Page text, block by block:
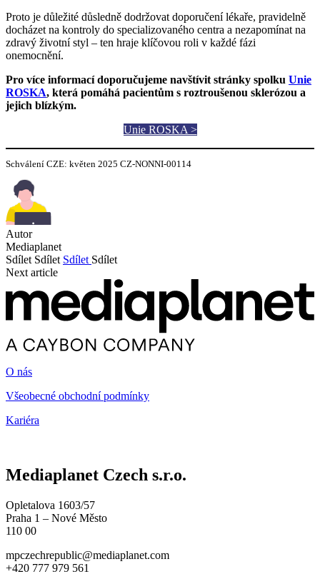
Proto je důležité důsledně dodržovat doporučení lékaře, pravidelně
docházet na kontroly do specializovaného centra a nezapomínat na
zdravý životní styl – ten hraje klíčovou roli v každé fázi
onemocnění.
Pro více informací doporučujeme navštívit stránky spolku Unie
ROSKA, která pomáhá pacientům s roztroušenou sklerózou a
jejich blízkým.
Unie ROSKA >
Schválení CZE: květen 2025 CZ-NONNI-00114
Autor
Mediaplanet
Sdílet Sdílet Sdílet Sdílet
Next article
O nás
Všeobecné obchodní podmínky
Kariéra
Mediaplanet Czech s.r.o.
Opletalova 1603/57
Praha 1 – Nové Město
110 00
mpczechrepublic@mediaplanet.com
+420 777 979 561